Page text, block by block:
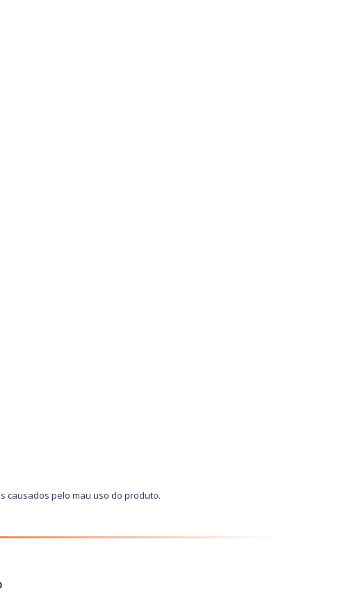
causados pelo mau uso do produto.